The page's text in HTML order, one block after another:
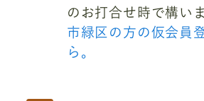
のお打合せ時で構い
市緑区の方の仮会員
ら。